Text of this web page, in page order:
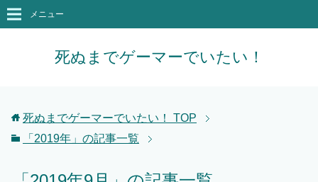
死ぬまでゲーマーでいたい！
メニュー
死ぬまでゲーマーでいたい！
TOP
「2019年」の記事一覧